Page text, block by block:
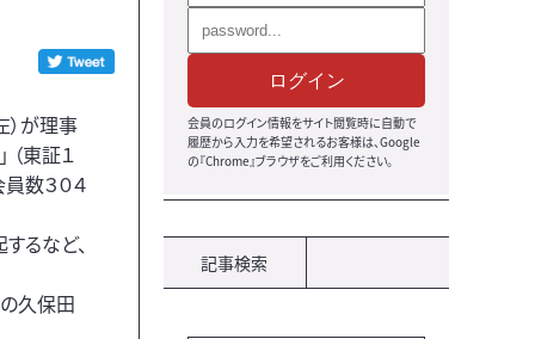
）が理事
（東証１
員数３０４
るなど、
久保田
ログイン
会員のログイン情報をサイト閲覧時に自動で
履歴から入力を希望されるお客様は、Google
の『Chrome』ブラウザをご利用ください。
記事検索